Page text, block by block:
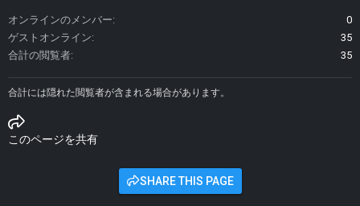
オンラインのメンバー
0
ゲストオンライン
35
合計の閲覧者
35
合計には隠れた閲覧者が含まれる場合があります。
このページを共有
SHARE THIS PAGE